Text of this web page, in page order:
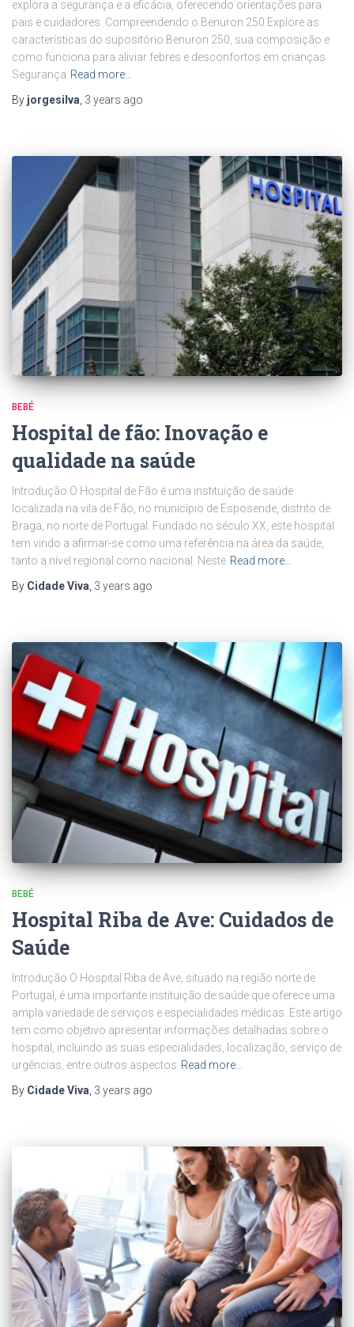
explora a segurança e a eficácia, oferecendo orientações para
pais e cuidadores. Compreendendo o Benuron 250:Explore as
características do supositório Benuron 250, sua composição e
como funciona para aliviar febres e desconfortos em crianças.
Segurança Read more…
By jorgesilva 3 years ago
BEBÉ
Hospital de fão: Inovação e
qualidade na saúde
Introdução O Hospital de Fão é uma instituição de saúde
localizada na vila de Fão, no município de Esposende, distrito de
Braga, no norte de Portugal. Fundado no século XX, este hospital
tem vindo a afirmar-se como uma referência na área da saúde,
tanto a nível regional como nacional. Neste Read more…
By Cidade Viva, 3 years ago
BEBÉ
Hospital Riba de Ave: Cuidados de
Saúde
Introdução O Hospital Riba de Ave, situado na região norte de
Portugal, é uma importante instituição de saúde que oferece uma
ampla variedade de serviços e especialidades médicas. Este artigo
tem como objetivo apresentar informações detalhadas sobre o
hospital, incluindo as suas especialidades, localização, serviço de
urgências, entre outros aspectos Read more…
By Cidade Viva 3 years ago